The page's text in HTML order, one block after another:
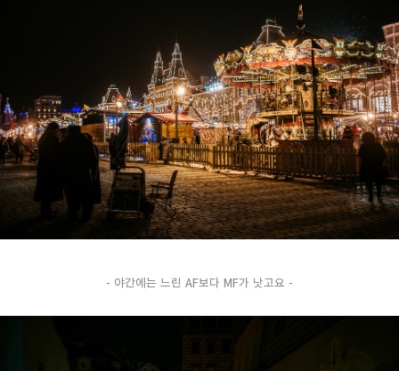
- 야간에는 느린 AF보다 MF가 낫고요 -